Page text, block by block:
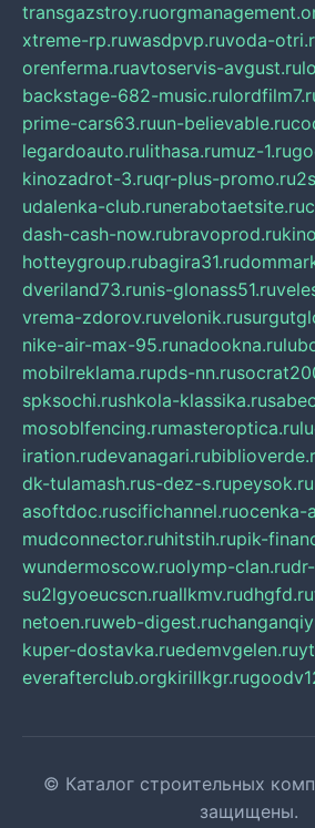
transgazstroy.ru
xtreme-rp.ruwasdpvp.ruvoda-
orenferma.ruavtoservis-avgust.ru
backstage-682-music.ru
prime-cars63.ruun-believable.ru
legardoauto.rulithasa.rumuz-1.ru
kinozadrot-3.ruqr-plus-promo.ru
udalenka-club.runerabotaetsite.ru
dash-cash-now.rubravoprod.ru
hotteygroup.rubagira31.ru
dveriland73.runis-glonass51.ru
vrema-zdorov.ruvelonik.ru
nike-air-max-95.runadookna.ru
mobilreklama.rupds-nn.ru
spksochi.rushkola-klassika.ru
mosoblfencing.rumasteroptica.ru
iration.rudevanagari.ru
dk-tulamash.rus-dez-s.rupeysok.ru
asoftdoc.ruscifichannel.ruocenka-
mudconnector.ruhitstih.rupik-
wundermoscow.ruolymp-clan.ru
su2lgyoeucscn.ruallkmv.rudhgfd.ru
netoen.ruweb-digest.ru
kuper-dostavka.ruedemvgelen.ru
everafterclub.orgkirillkgr.ru
© Каталог строительных
защищены.